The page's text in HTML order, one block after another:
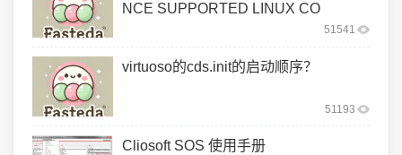
NCE SUPPORTED LINUX CO
51541
virtuoso的cds.init的启动顺序？
51193
Cliosoft SOS 使用手册